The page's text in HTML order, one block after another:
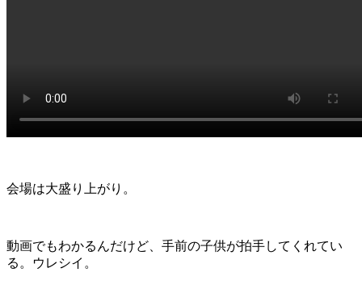
会場は大盛り上がり。
動画でもわかるんだけど、手前の子供が拍手してくれてい
る。ウレシイ。